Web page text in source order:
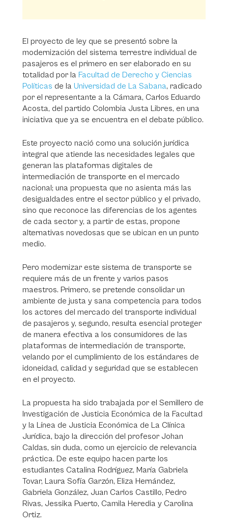
El proyecto de ley que se presentó sobre la
modernización del sistema terrestre individual de
pasajeros es el primero en ser elaborado en su
totalidad por la Facultad de Derecho y Ciencias
Políticas de la Universidad de La Sabana, radicado
por el representante a la Cámara, Carlos Eduardo
Acosta, del partido Colombia Justa Libres, en una
iniciativa que ya se encuentra en el debate público.
Este proyecto nació como una solución jurídica
integral que atiende las necesidades legales que
generan las plataformas digitales de
intermediación de transporte en el mercado
nacional; una propuesta que no asienta más las
desigualdades entre el sector público y el privado,
sino que reconoce las diferencias de los agentes
de cada sector y, a partir de estas, propone
alternativas novedosas que se ubican en un punto
medio.
Pero modernizar este sistema de transporte se
requiere más de un frente y varios pasos
maestros. Primero, se pretende consolidar un
ambiente de justa y sana competencia para todos
los actores del mercado del transporte individual
de pasajeros y, segundo, resulta esencial proteger
de manera efectiva a los consumidores de las
plataformas de intermediación de transporte,
velando por el cumplimiento de los estándares de
idoneidad, calidad y seguridad que se establecen
en el proyecto.
La propuesta ha sido trabajada por el Semillero de
Investigación de Justicia Económica de la Facultad
y la Línea de Justicia Económica de La Clínica
Jurídica, bajo la dirección del profesor Johan
Caldas, sin duda, como un ejercicio de relevancia
práctica. De este equipo hacen parte los
estudiantes Catalina Rodríguez, María Gabriela
Tovar, Laura Sofía Garzón, Eliza Hernández,
Gabriela González, Juan Carlos Castillo, Pedro
Rivas, Jessika Puerto, Camila Heredia y Carolina
Ortiz.